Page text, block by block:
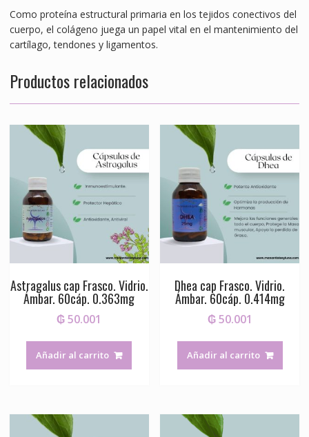
Como proteína estructural primaria en los tejidos conectivos del
cuerpo, el colágeno juega un papel vital en el mantenimiento del
cartílago, tendones y ligamentos.
Productos relacionados
Astragalus cap Frasco. Vidrio.
Ámbar. 60cáp. 0.363mg
₲50.001
Añadir al carrito
Dhea cap Frasco. Vidrio.
Ámbar. 60cáp. 0.414mg
₲50.001
Añadir al carrito